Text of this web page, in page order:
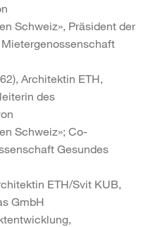
Schweiz», Präsident der
Architektin ETH,
des
Schweiz»; Co-
Gesundes
ETH/Svit KUB,
GmbH